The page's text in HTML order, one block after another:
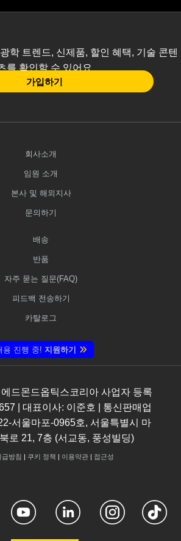
학 트렌드, 신제품, 할인 혜택, 기술 콘텐
를 확인할 수 있어요
가입하기
회사소개
임원 소개
본사 및 해외지사
문의하기
배송
반품
자주 묻는 질문(FAQ)
피드백 전송하기
카탈로그
용 진행 중! 지원하기
드몬드옵틱스코리아 사업자 등록
| 대표이사: 이준호 | 통신판매업
서울마포-0965호, 서울특별시 마
로 21, 7층 (서교동, 풍성빌딩)
급방침 | 쿠키 정책 | 이용약관| 접근성